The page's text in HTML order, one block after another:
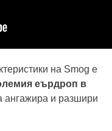
на Smog е
еърдроп в
ангажира и разшири